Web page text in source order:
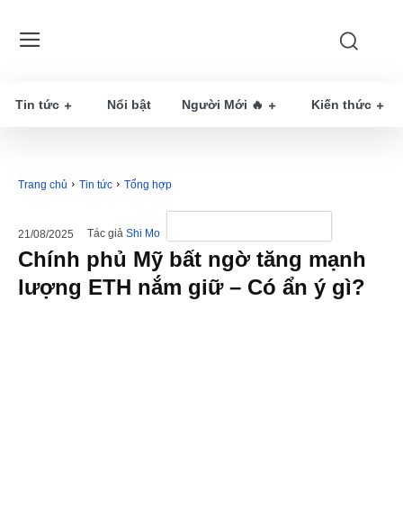
Tin tức Nổi bật Người Mới 🔥 Kiến thức
Trang chủ Tin tức Tổng hợp
21/08/2025 Tác giả Shi Mo
Chính phủ Mỹ bất ngờ tăng mạnh
lượng ETH nắm giữ – Có ẩn ý gì?